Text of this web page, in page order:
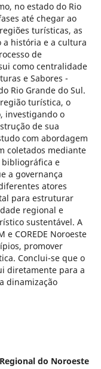
no estado do Rio
até chegar ao
turísticas, as
a história e a cultura
de
como centralidade
e Sabores -
Rio Grande do Sul.
turística, o
investigando o
de sua
com abordagem
coletados mediante
e
a governança
atores
para estruturar
regional e
sustentável. A
e COREDE Noroeste
promover
Conclui-se que o
diretamente para a
dinamização
do Noroeste